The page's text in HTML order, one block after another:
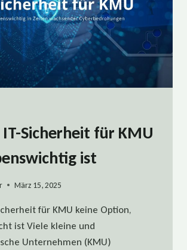
Sicherheit für KMU
ist
März 15, 2025
für KMU keine Option,
ist Viele kleine und
Unternehmen (KMU)